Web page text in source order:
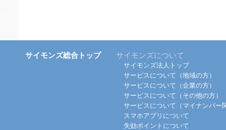
サイモンズ総合トップ サイモンズについて
サイモンズ法人トップ
サービスについて（地域の方）
サービスについて（企業の方）
サービスについて（その他の方）
サービスについて（マイナンバー
スマホアプリについて
失効ポイントについて